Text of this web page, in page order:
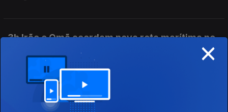
3h Irão e Omã acordam nova rota marítima no
06 ago. 2026
2h Polémicas com ministro Luís Neves causam
×